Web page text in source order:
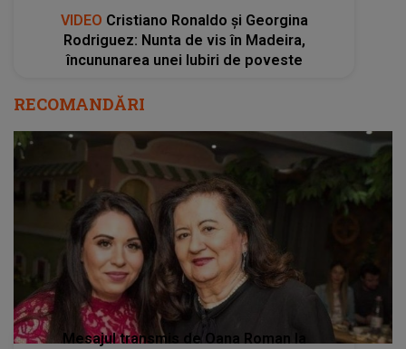
VIDEO Cristiano Ronaldo și Georgina
Rodriguez: Nunta de vis în Madeira,
încununarea unei Iubiri de poveste
RECOMANDĂRI
Mesajul transmis de Oana Roman la